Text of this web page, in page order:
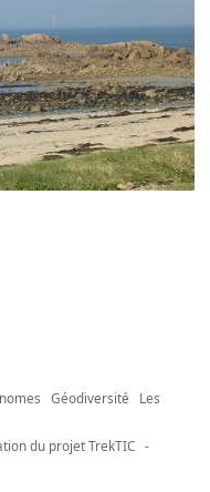
Géodiversité
Les
du projet TrekTIC -